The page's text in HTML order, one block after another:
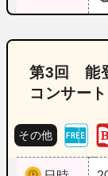
第3回 能
コンサ
その他